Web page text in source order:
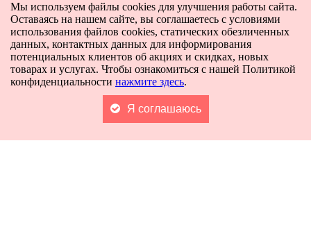
определяемой положениями Статьи 437 Гражданского кодекса
РФ.
Заказать звонок
Оставьте свои контакты, чтобы получить бесплатную
специалист перезвонит вам в ближайшее время.
Мы используем файлы cookies для улучшения работы сайта.
Оставаясь на нашем сайте, вы соглашаетесь с условиями
использования файлов cookies, статических обезличенных
данных, контактных данных для информирования
потенциальных клиентов об акциях и скидках, новых
товарах и услугах. Чтобы ознакомиться с нашей Политикой
конфиденциальности нажмите здесь.
Я соглашаюсь